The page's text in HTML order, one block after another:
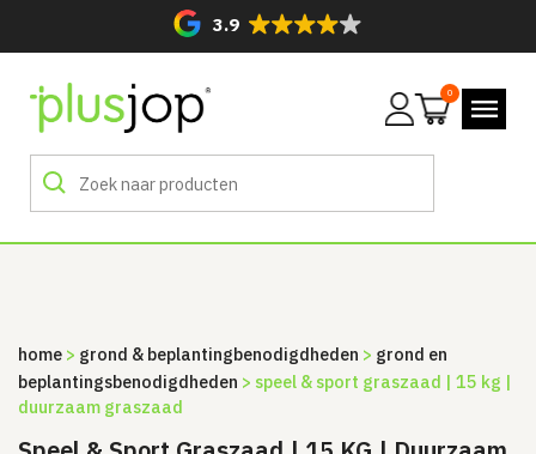
3.9
Mijn
0
home > grond & beplanting­benodigdheden > grond en
beplantingsbenodigdheden > speel & sport graszaad | 15 kg |
duurzaam graszaad